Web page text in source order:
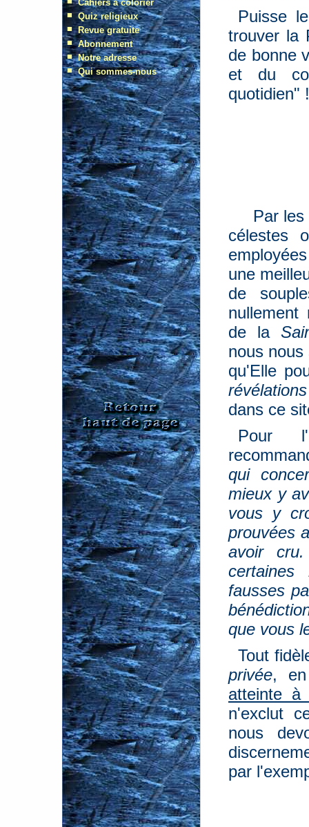
Puisse
trouver la
de bonne
et du
quotidien" !
Par les
célestes
une
de
nullement
de la
nous
qu'Elle
dans ce
Pour
qui
mieux y
vous y
prouvées
avoir
certaines
fausses
que vous
Tout
privée,
atteinte
n'exclut
nous
par